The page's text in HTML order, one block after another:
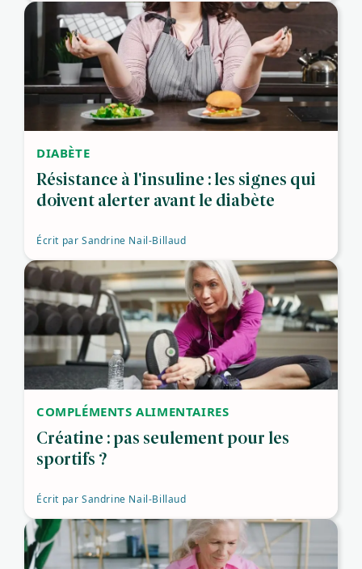
DIABÈTE
Résistance à l'insuline : les signes qui
doivent alerter avant le diabète
Écrit par Sandrine Nail-Billaud
COMPLÉMENTS ALIMENTAIRES
Créatine : pas seulement pour les
sportifs ?
Écrit par Sandrine Nail-Billaud